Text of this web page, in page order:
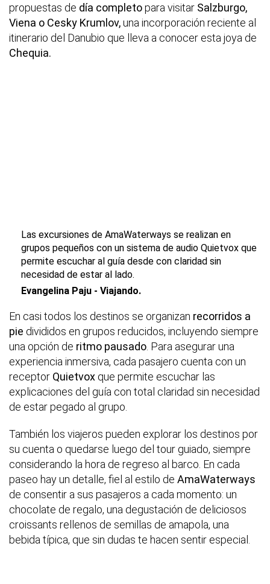
propuestas de día completopara visitar Salzburgo,
Viena o Cesky Krumlov,una incorporación reciente al
itinerario del Danubio que lleva a conocer esta joya de
Chequia.
Las excursiones de AmaWaterways se realizan en
grupos pequeños con un sistema de audio Quietvox que
permite escuchar al guía desde con claridad sin
necesidad de estar al lado.
Evangelina Paju - Viajando.
En casi todos los destinos se organizan recorridos a
pie divididos en grupos reducidos, incluyendo siempre
una opción de ritmo pausado. Para asegurar una
experiencia inmersiva, cada pasajero cuenta con un
receptor Quietvox que permite escuchar las
explicaciones del guía con total claridad sin necesidad
de estar pegado al grupo.
También los viajeros pueden explorar los destinos por
su cuenta o quedarse luego del tour guiado, siempre
considerando la hora de regreso al barco. En cada
paseo hay un detalle, fiel al estilo de AmaWaterways
de consentir a sus pasajeros a cada momento: un
chocolate de regalo, una degustación de deliciosos
croissants rellenos de semillas de amapola, una
bebida típica, que sin dudas te hacen sentir especial.